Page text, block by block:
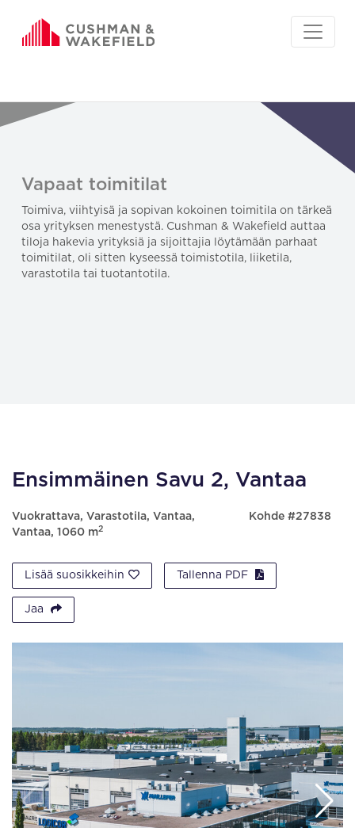
Vapaat toimitilat
Toimiva, viihtyisä ja sopivan kokoinen toimitila on tärkeä
osa yrityksen menestystä. Cushman & Wakefield auttaa
tiloja hakevia yrityksiä ja sijoittajia löytämään parhaat
toimitilat, oli sitten kyseessä toimistotila, liiketila,
varastotila tai tuotantotila.
Ensimmäinen Savu 2, Vantaa
Vuokrattava, Varastotila, Vantaa,
Vantaa, 1060 m2
Kohde #27838
Lisää suosikkeihin Tallenna PDF
Jaa